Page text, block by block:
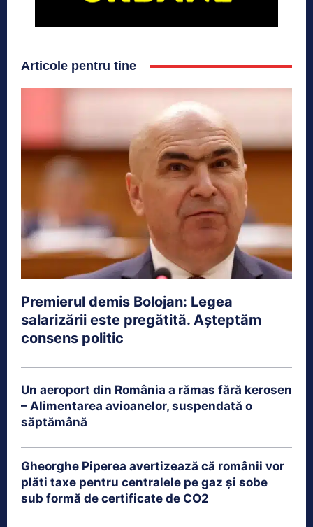
Articole pentru tine
Premierul demis Bolojan: Legea
salarizării este pregătită. Așteptăm
consens politic
Un aeroport din România a rămas fără kerosen
– Alimentarea avioanelor, suspendată o
săptămână
Gheorghe Piperea avertizează că românii vor
plăti taxe pentru centralele pe gaz și sobe
sub formă de certificate de CO2